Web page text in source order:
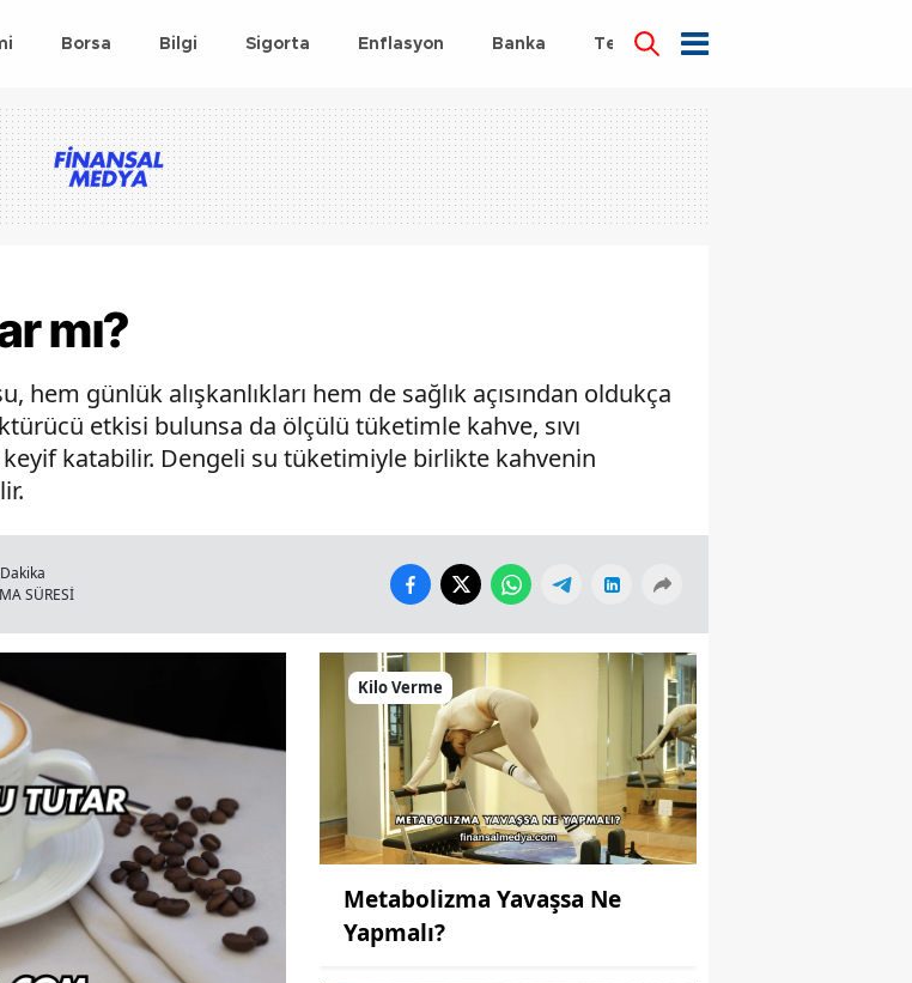
Borsa Bilgi Sigorta Enflasyon Banka Teknoloji
mı?
hem günlük alışkanlıkları hem de sağlık açısından oldukça
etkisi bulunsa da ölçülü tüketimle kahve, sıvı
katabilir. Dengeli su tüketimiyle birlikte kahvenin
SÜRESİ
Kilo Verme
Metabolizma Yavaşsa Ne
Yapmalı?